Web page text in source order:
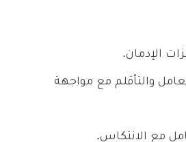
الإدمان.
والتأقلم مع مواجهة
مع الانتكاس.